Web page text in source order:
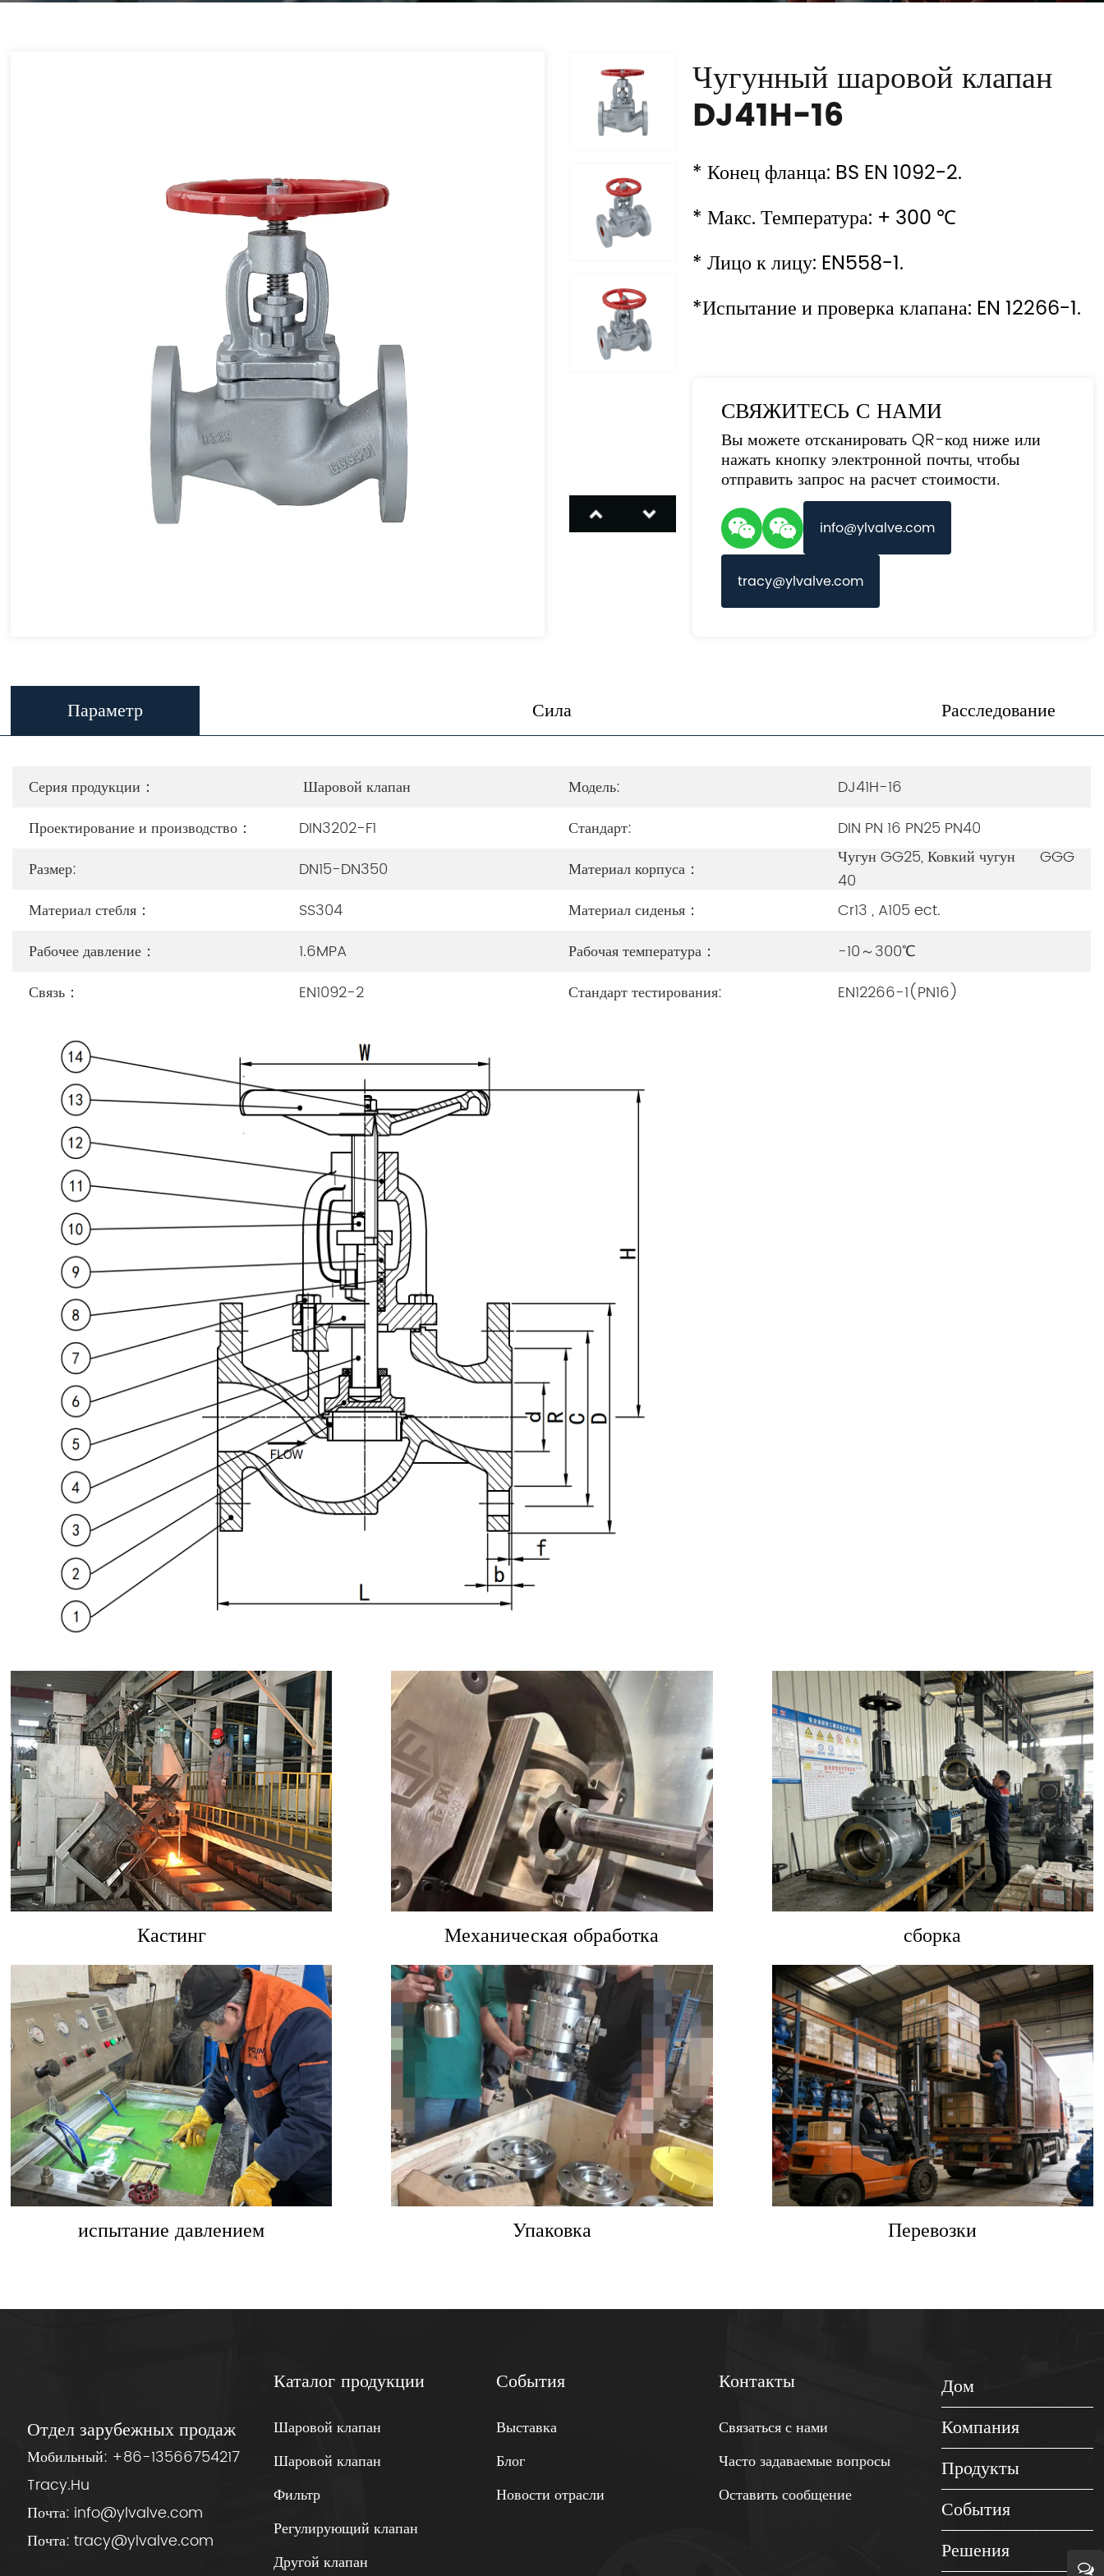
Чугунный шаровой клапан
DJ41H-16
* Конец фланца: BS EN 1092-2.
* Макс. Температура: + 300 ℃
* Лицо к лицу: EN558-1.
*Испытание и проверка клапана: EN 12266-1.
СВЯЖИТЕСЬ С НАМИ
Вы можете отсканировать QR-код ниже или
нажать кнопку электронной почты, чтобы
отправить запрос на расчет стоимости.
info@ylvalve.com
tracy@ylvalve.com
Параметр Сила Расследование
Серия продукции： Шаровой клапан Модель:
DJ41H-16
Проектирование и производство：
DIN3202-F1 Стандарт:
DIN PN 16 PN25 PN40
Размер:
DN15-DN350 Материал корпуса：
Чугун GG25, Ковкий чугун GGG
40
Материал стебля：
SS304 Материал сиденья：
Cr13 , A105 ect.
Рабочее давление：
1.6MPA Рабочая температура：
-10～300℃
Связь：
EN1092-2 Стандарт тестирования: EN12266-1(PN16)
Кастинг Механическая обработка сборка
испытание давлением Упаковка Перевозки
Отдел зарубежных продаж
Мобильный: +86-13566754217
Tracy.Hu
Почта: info@ylvalve.com
Почта:tracy@ylvalve.com
Каталог продукции
Шаровой клапан
Шаровой клапан
Фильтр
Регулирующий клапан
Другой клапан
События
Выставка
Блог
Новости отрасли
Контакты
Связаться с нами
Часто задаваемые вопросы
Оставить сообщение
Дом
Компания
Продукты
События
Решения